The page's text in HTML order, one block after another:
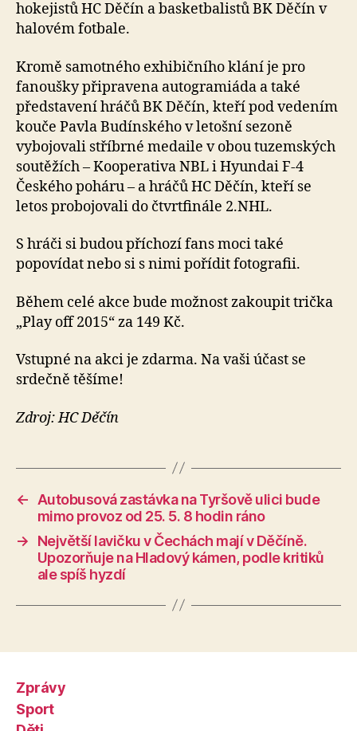
hokejistů HC Děčín a basketbalistů BK Děčín v
halovém fotbale.
Kromě samotného exhibičního klání je pro
fanoušky připravena autogramiáda a také
představení hráčů BK Děčín, kteří pod vedením
kouče Pavla Budínského v letošní sezoně
vybojovali stříbrné medaile v obou tuzemských
soutěžích – Kooperativa NBL i Hyundai F-4
Českého poháru – a hráčů HC Děčín, kteří se
letos probojovali do čtvrtfinále 2.NHL.
S hráči si budou příchozí fans moci také
popovídat nebo si s nimi pořídit fotografii.
Během celé akce bude možnost zakoupit trička
„Play off 2015“ za 149 Kč.
Vstupné na akci je zdarma. Na vaši účast se
srdečně těšíme!
Zdroj: HC Děčín
←
Autobusová zastávka na Tyršově ulici bude
mimo provoz od 25. 5. 8 hodin ráno
→
Největší lavičku v Čechách mají v Děčíně.
Upozorňuje na Hladový kámen, podle kritiků
ale spíš hyzdí
Zprávy
Sport